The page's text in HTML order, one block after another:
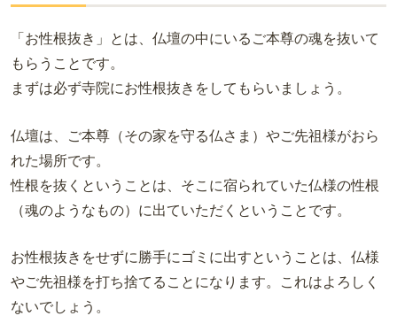
「お性根抜き」とは、仏壇の中にいるご本尊の魂を抜いて
もらうことです。
まずは必ず寺院にお性根抜きをしてもらいましょう。
仏壇は、ご本尊（その家を守る仏さま）やご先祖様がおら
れた場所です。
性根を抜くということは、そこに宿られていた仏様の性根
（魂のようなもの）に出ていただくということです。
お性根抜きをせずに勝手にゴミに出すということは、仏様
やご先祖様を打ち捨てることになります。これはよろしく
ないでしょう。